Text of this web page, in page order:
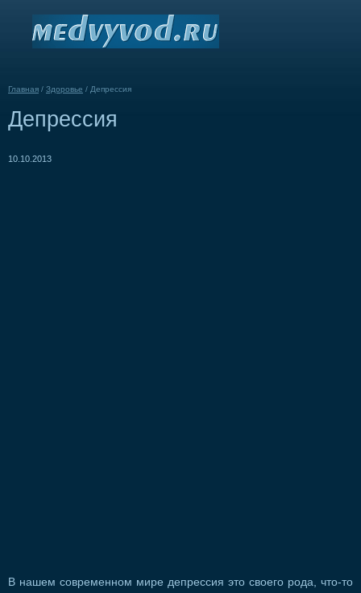
Главная / Здоровье / Депрессия
Депрессия
10.10.2013
В нашем современном мире депрессия это своего рода, что-то